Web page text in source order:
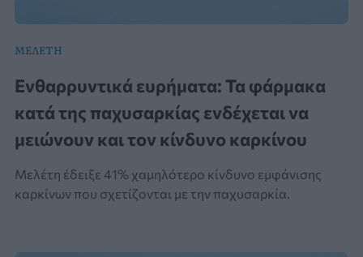
ΜΕΛΕΤΗ
Ενθαρρυντικά ευρήματα: Τα φάρμακα
κατά της παχυσαρκίας ενδέχεται να
μειώνουν και τον κίνδυνο καρκίνου
Μελέτη έδειξε 41% χαμηλότερο κίνδυνο εμφάνισης
καρκίνων που σχετίζονται με την παχυσαρκία.